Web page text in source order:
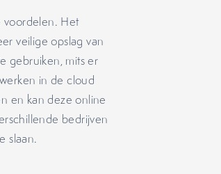
voordelen. Het
veilige opslag van
gebruiken, mits er
in de cloud
en kan deze online
bedrijven
slaan.